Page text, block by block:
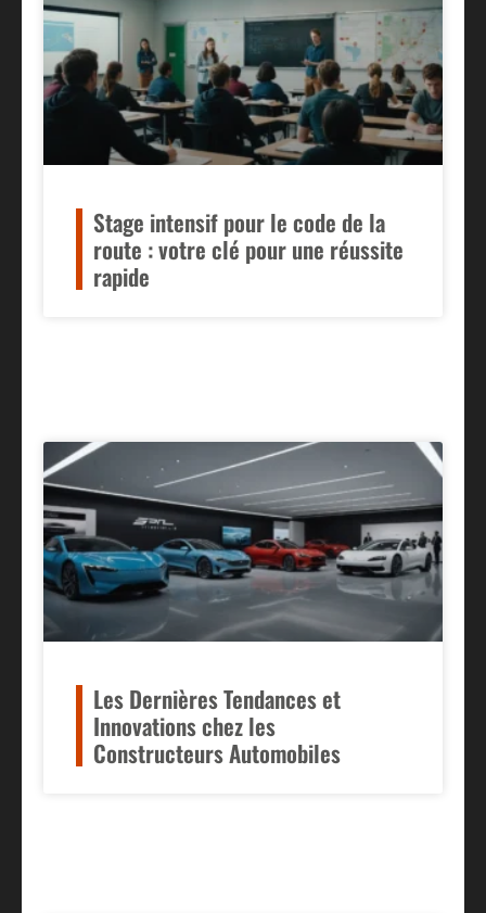
Stage intensif pour le code de la
route : votre clé pour une réussite
rapide
Les Dernières Tendances et
Innovations chez les
Constructeurs Automobiles